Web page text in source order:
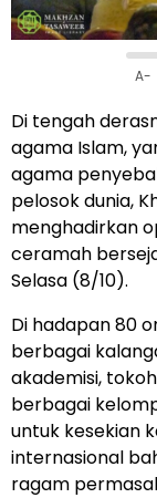
A-
Di tengah
agama Islam,
agama
pelosok dunia,
menghadirkan
ceramah
Selasa (8/10).
Di hadapan 80
berbagai
akademisi,
berbagai
untuk kesekian
internasional
ragam